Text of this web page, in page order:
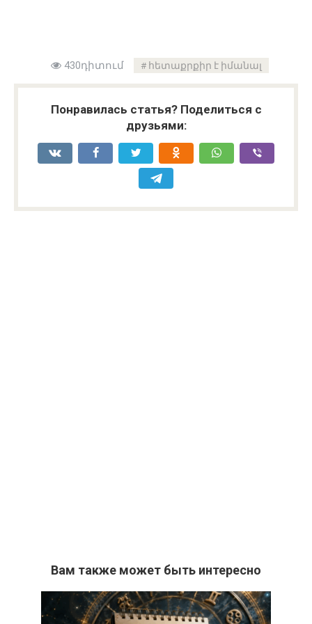
430դիտում հետաքրքիր է իմանալ
Понравилась статья? Поделиться с
друзьями:
Вам также может быть интересно